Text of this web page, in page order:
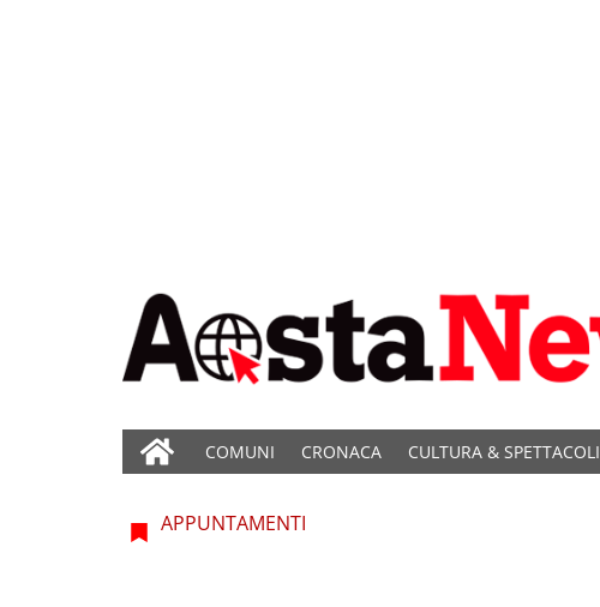
COMUNI CRONACA CULTURA & SPETTACOLI
APPUNTAMENTI